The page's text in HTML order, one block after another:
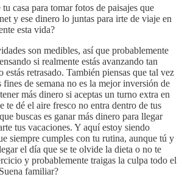
casa para tomar fotos de paisajes que
y ese dinero lo juntas para irte de viaje en
esta vida?
son medibles, así que probablemente
si realmente estás avanzando tan
estás retrasado. También piensas que tal vez
de semana no es la mejor inversión de
más dinero si aceptas un turno extra en
te dé el aire fresco no entra dentro de tus
buscas es ganar más dinero para llegar
tus vacaciones. Y aquí estoy siendo
siempre cumples con tu rutina, aunque tú y
el día que se te olvide la dieta o no te
y probablemente traigas la culpa todo el
familiar?